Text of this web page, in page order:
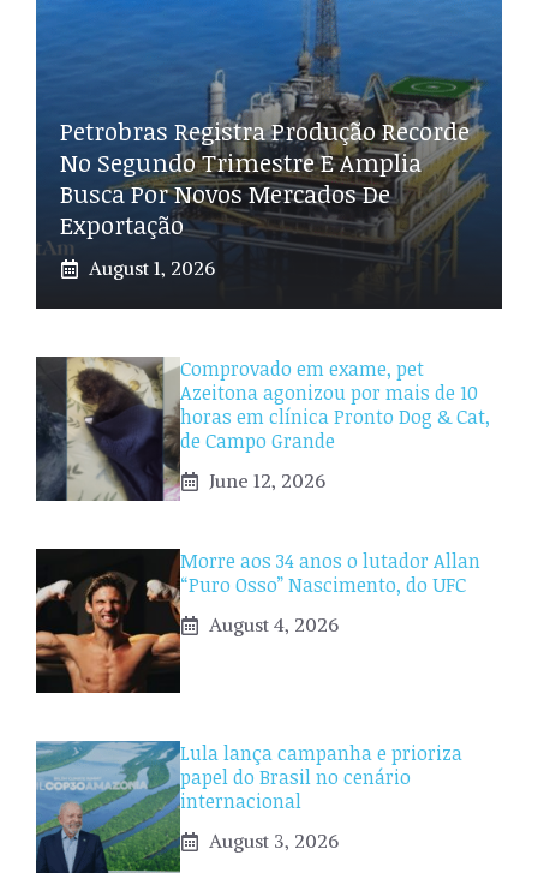
Petrobras Registra Produção Recorde
No Segundo Trimestre E Amplia
Busca Por Novos Mercados De
Exportação
August 1, 2026
Comprovado em exame, pet
Azeitona agonizou por mais de 10
horas em clínica Pronto Dog & Cat,
de Campo Grande
June 12, 2026
Morre aos 34 anos o lutador Allan
“Puro Osso” Nascimento, do UFC
August 4, 2026
Lula lança campanha e prioriza
papel do Brasil no cenário
internacional
August 3, 2026